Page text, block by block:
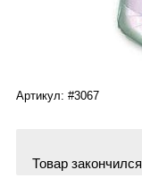
Артикул: #3067
Товар закончился